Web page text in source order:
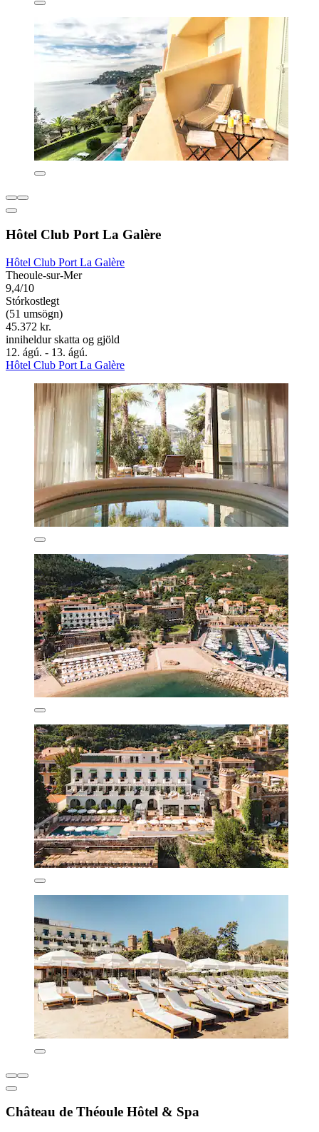
Hôtel Club Port La Galère
Hôtel Club Port La Galère
Theoule-sur-Mer
9,4/10
Stórkostlegt
(51 umsögn)
45.372 kr.
inniheldur skatta og gjöld
12. ágú. - 13. ágú.
Hôtel Club Port La Galère
Château de Théoule Hôtel & Spa